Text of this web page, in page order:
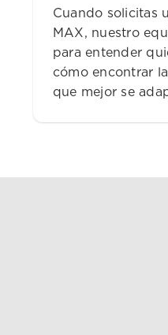
Cuando solicitas
MAX, nuestro
para entender
cómo encontrar
que mejor se